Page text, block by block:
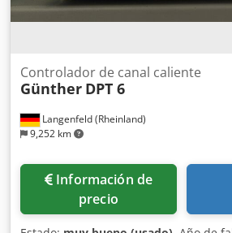
Langenfeld (Rheinland)
9,252 km
Controlador de canal caliente
Günther DPT 6
Información de
precio